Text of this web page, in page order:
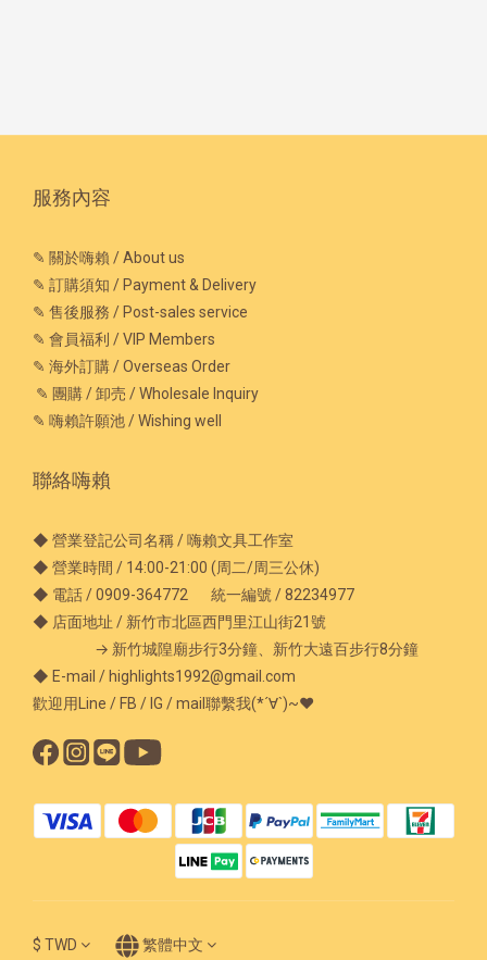
服務內容
✎ 關於嗨賴 / About us
✎ 訂購須知 / Payment & Delivery
✎ 售後服務 / Post-sales service
✎ 會員福利 / VIP Members
✎ 海外訂購 / Overseas Order
✎ 團購 / 卸売 / Wholesale Inquiry
✎ 嗨賴許願池 / Wishing well
聯絡嗨賴
◆ 營業登記公司名稱 / 嗨賴文具工作室
◆ 營業時間 / 14:00-21:00 (周二/周三公休)
◆ 電話 / 0909-364772 統一編號 / 82234977
◆ 店面地址 / 新竹市北區西門里江山街21號
→ 新竹城隍廟步行3分鐘、新竹大遠百步行8分鐘
◆ E-mail / highlights1992@gmail.com
歡迎用Line / FB / IG / mail聯繫我(*´∀`)~♥
$ TWD 繁體中文